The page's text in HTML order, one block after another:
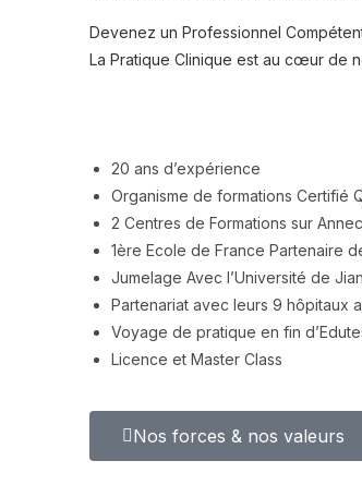
Devenez un Professionnel
La Pratique Clinique est au cœur de
20 ans d’expérience
Organisme de formations Certifié
2 Centres de Formations sur
1ère Ecole de France Partenaire
Jumelage Avec l’Université de
Partenariat avec leurs 9 hôpitaux
Voyage de pratique en fin
Licence et Master Class
Nos forces & nos valeurs